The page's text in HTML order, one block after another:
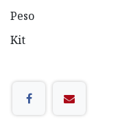
Peso
Kit